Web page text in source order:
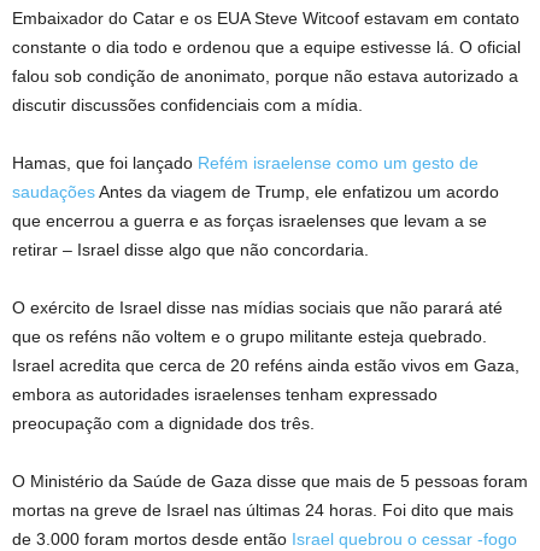
Embaixador do Catar e os EUA Steve Witcoof estavam em contato
constante o dia todo e ordenou que a equipe estivesse lá. O oficial
falou sob condição de anonimato, porque não estava autorizado a
discutir discussões confidenciais com a mídia.
Hamas, que foi lançado Refém israelense como um gesto de
saudaçõesAntes da viagem de Trump, ele enfatizou um acordo
que encerrou a guerra e as forças israelenses que levam a se
retirar – Israel disse algo que não concordaria.
O exército de Israel disse nas mídias sociais que não parará até
que os reféns não voltem e o grupo militante esteja quebrado.
Israel acredita que cerca de 20 reféns ainda estão vivos em Gaza,
embora as autoridades israelenses tenham expressado
preocupação com a dignidade dos três.
O Ministério da Saúde de Gaza disse que mais de 5 pessoas foram
mortas na greve de Israel nas últimas 24 horas. Foi dito que mais
de 3.000 foram mortos desde então Israel quebrou o cessar -fogo